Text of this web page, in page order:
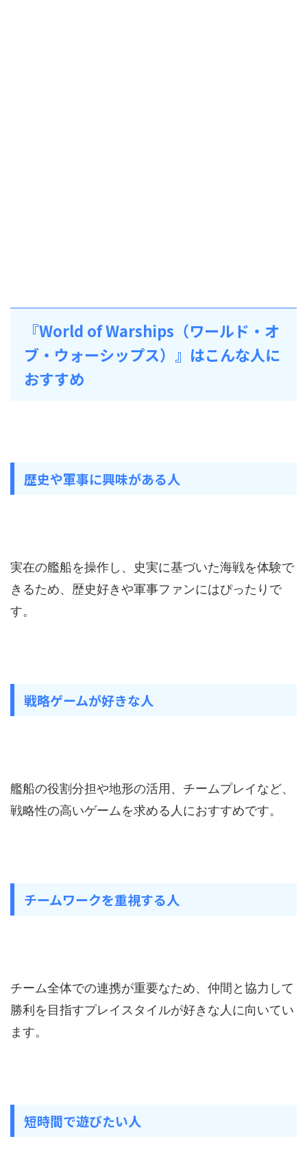
『World of Warships（ワールド・オ
ブ・ウォーシップス）』はこんな人に
おすすめ
歴史や軍事に興味がある人
実在の艦船を操作し、史実に基づいた海戦を体験で
きるため、歴史好きや軍事ファンにはぴったりで
す。
戦略ゲームが好きな人
艦船の役割分担や地形の活用、チームプレイなど、
戦略性の高いゲームを求める人におすすめです。
チームワークを重視する人
チーム全体での連携が重要なため、仲間と協力して
勝利を目指すプレイスタイルが好きな人に向いてい
ます。
短時間で遊びたい人